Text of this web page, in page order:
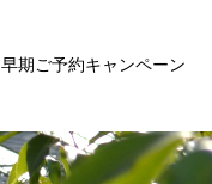
早期ご予約キャンペーン